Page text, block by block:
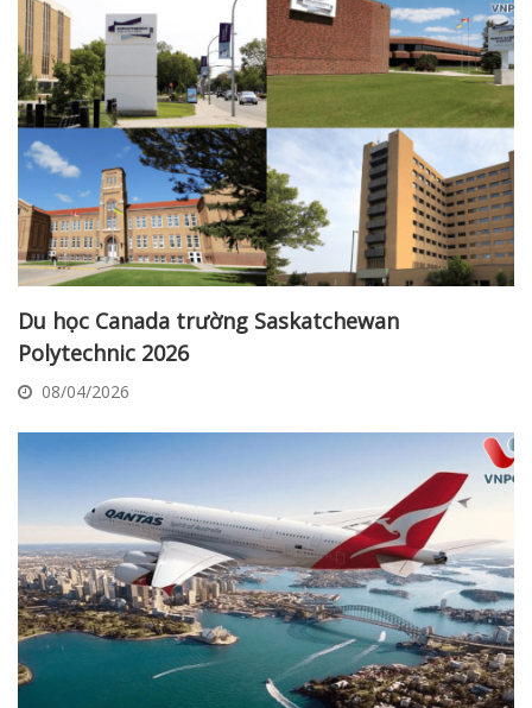
Du học Canada trường Saskatchewan
Polytechnic 2026
08/04/2026